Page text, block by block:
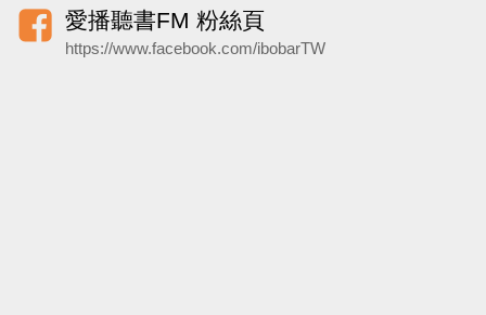
愛播聽書FM 粉絲頁
https://www.facebook.com/ibobarTW